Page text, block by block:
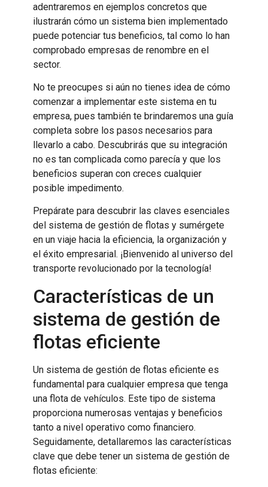
adentraremos en ejemplos concretos que
ilustrarán cómo un sistema bien implementado
puede potenciar tus beneficios, tal como lo han
comprobado empresas de renombre en el
sector.
No te preocupes si aún no tienes idea de cómo
comenzar a implementar este sistema en tu
empresa, pues también te brindaremos una guía
completa sobre los pasos necesarios para
llevarlo a cabo. Descubrirás que su integración
no es tan complicada como parecía y que los
beneficios superan con creces cualquier
posible impedimento.
Prepárate para descubrir las claves esenciales
del sistema de gestión de flotas y sumérgete
en un viaje hacia la eficiencia, la organización y
el éxito empresarial. ¡Bienvenido al universo del
transporte revolucionado por la tecnología!
Características de un
sistema de gestión de
flotas eficiente
Un sistema de gestión de flotas eficiente es
fundamental para cualquier empresa que tenga
una flota de vehículos. Este tipo de sistema
proporciona numerosas ventajas y beneficios
tanto a nivel operativo como financiero.
Seguidamente, detallaremos las características
clave que debe tener un sistema de gestión de
flotas eficiente: